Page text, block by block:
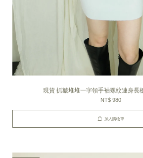
現貨 抓皺堆堆一字領手袖螺紋連身長
NT$ 980
加入購物車